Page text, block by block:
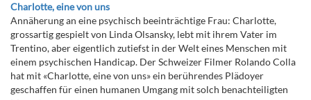
Charlotte, eine von uns
Annäherung an eine psychisch beeinträchtige Frau: Charlotte,
grossartig gespielt von Linda Olsansky, lebt mit ihrem Vater im
Trentino, aber eigentlich zutiefst in der Welt eines Menschen mit
einem psychischen Handicap. Der Schweizer Filmer Rolando Colla
hat mit «Charlotte, eine von uns» ein berührendes Plädoyer
geschaffen für einen humanen Umgang mit solch benachteiligten